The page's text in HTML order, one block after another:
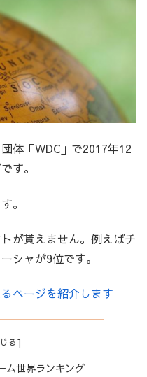
体「WDC」で2017年12
す。
。
が貰えません。例えばチ
シャが9位です。
ページを紹介します
ム世界ランキング